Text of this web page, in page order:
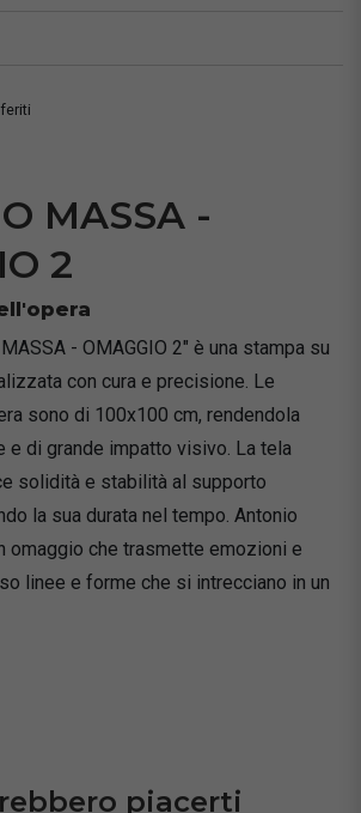
MASSA -
2
- OMAGGIO 2" è una stampa su
con cura e precisione. Le
sono di 100x100 cm, rendendola
e di grande impatto visivo. La tela
solidità e stabilità al supporto
la sua durata nel tempo. Antonio
omaggio che trasmette emozioni e
linee e forme che si intrecciano in un
piacerti